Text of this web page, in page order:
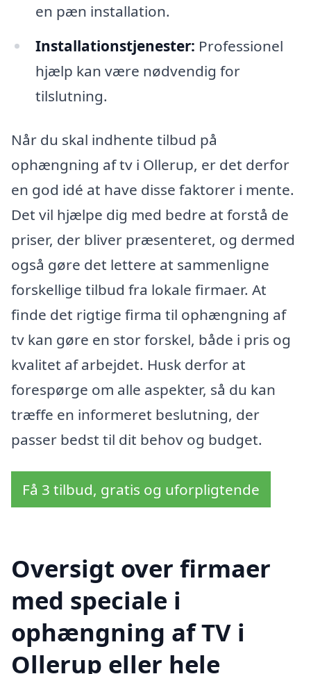
en pæn installation.
Installationstjenester: Professionel
hjælp kan være nødvendig for
tilslutning.
Når du skal indhente tilbud på
ophængning af tv i Ollerup, er det derfor
en god idé at have disse faktorer i mente.
Det vil hjælpe dig med bedre at forstå de
priser, der bliver præsenteret, og dermed
også gøre det lettere at sammenligne
forskellige tilbud fra lokale firmaer. At
finde det rigtige firma til ophængning af
tv kan gøre en stor forskel, både i pris og
kvalitet af arbejdet. Husk derfor at
forespørge om alle aspekter, så du kan
træffe en informeret beslutning, der
passer bedst til dit behov og budget.
Få 3 tilbud, gratis og uforpligtende
Oversigt over firmaer
med speciale i
ophængning af TV i
Ollerup eller hele